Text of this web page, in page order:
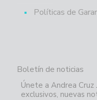
Políticas de
Boletín de noticias
Únete a Andrea
exclusivos, nuevas